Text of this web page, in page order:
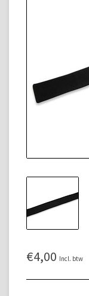
€4,00 Incl. btw